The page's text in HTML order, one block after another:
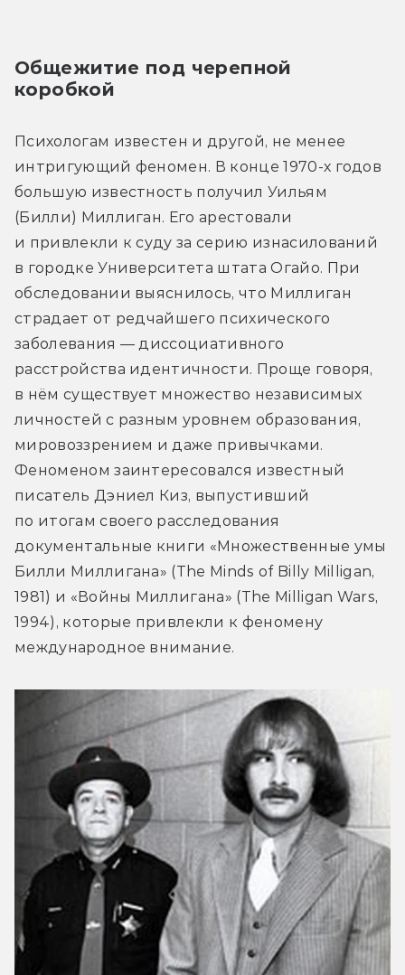
Общежитие под черепной
коробкой
Психологам известен и другой, не менее
интригующий феномен. В конце 1970-х годов
большую известность получил Уильям
(Билли) Миллиган. Его арестовали
и привлекли к суду за серию изнасилований
в городке Университета штата Огайо. При
обследовании выяснилось, что Миллиган
страдает от редчайшего психического
заболевания — диссоциативного
расстройства идентичности. Проще говоря,
в нём существует множество независимых
личностей с разным уровнем образования,
мировоззрением и даже привычками.
Феноменом заинтересовался известный
писатель Дэниел Киз, выпустивший
по итогам своего расследования
документальные книги «Множественные умы
Билли Миллигана» (The Minds of Billy Milligan,
1981) и «Войны Миллигана» (The Milligan Wars,
1994), которые привлекли к феномену
международное внимание.